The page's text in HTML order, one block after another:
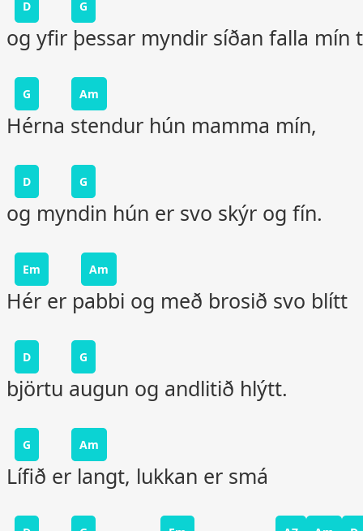
D G
og yfir þessar myndir síðan falla mín
G Am
Hérna stendur hún mamma mín,
D G
og myndin hún er svo skýr og fín.
Em Am
Hér er pabbi og með brosið svo blítt
D G
björtu augun og andlitið hlýtt.
G Am
Lífið er langt, lukkan er smá